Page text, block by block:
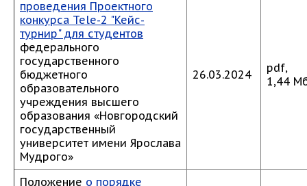
проведения Проектного
конкурса Tele-2 "Кейс-
турнир" для студентов
федерального
государственного
бюджетного
образовательного
учреждения высшего
образования «Новгородский
государственный
университет имени Ярослава
Мудрого»
26.03.2024
pdf,
1,44
Положение о порядке